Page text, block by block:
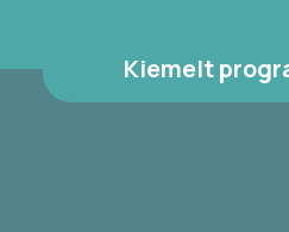
Kiemelt